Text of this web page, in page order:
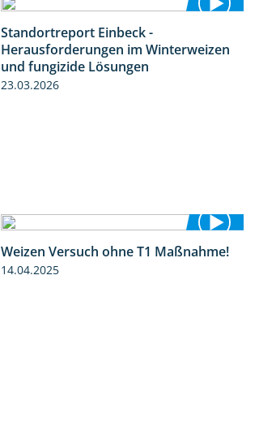
Standortreport Einbeck -
Herausforderungen im Winterweizen
und fungizide Lösungen
23.03.2026
2:20
Weizen Versuch ohne T1 Maßnahme!
14.04.2025